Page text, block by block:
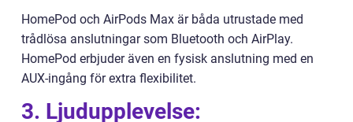
HomePod och AirPods Max är båda utrustade med
trådlösa anslutningar som Bluetooth och AirPlay.
HomePod erbjuder även en fysisk anslutning med en
AUX-ingång för extra flexibilitet.
3. Ljudupplevelse: